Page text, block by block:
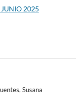
2025
Susana